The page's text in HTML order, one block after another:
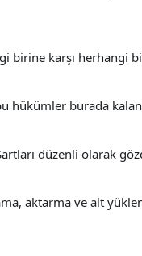
birine karşı herhangi
hükümler burada
düzenli olarak
aktarma ve alt